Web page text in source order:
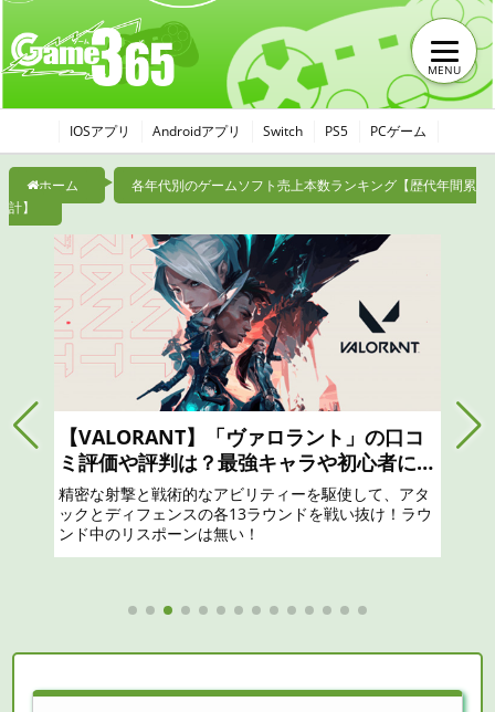
MENU
IOSアプリ Androidアプリ Switch PS5 PCゲーム
ホーム
各年代別のゲームソフト売上本数ランキング【歴代年間累
計】
【モンハンナウ】モンスターハンターNo
wは面白い？つまらない？おすすめのガチ
ャは？最強リセマラのやり方と序盤攻略、
口コミ、レビュー評価、評判
リアル狩猟解禁！ 「モンスターハンター」の世界から
現実世界に突如現れたモンスターたちに立ち向かえ！
凝縮されたモンスターハンター体験を！一狩りいこう
ぜ！